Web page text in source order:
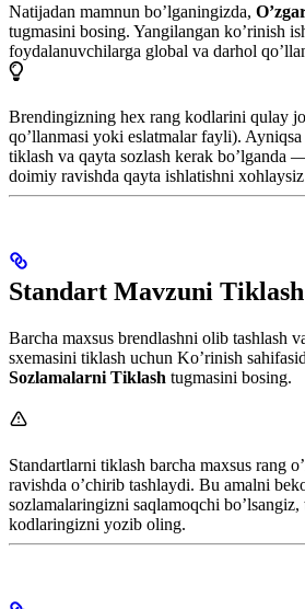
Natijadan mamnun bo’lganingizda,
tugmasini bosing. Yangilangan ko’rinish
foydalanuvchilarga global va darhol
Brendingizning hex rang kodlarini qulay
qo’llanmasi yoki eslatmalar fayli).
tiklash va qayta sozlash kerak bo’lganda
doimiy ravishda qayta ishlatishni
Standart Mavzuni Tiklash
Barcha maxsus brendlashni olib tashlash
sxemasini tiklash uchun Ko’rinish
Sozlamalarni Tiklash tugmasini bosing.
Standartlarni tiklash barcha maxsus rang
ravishda o’chirib tashlaydi. Bu amalni
sozlamalaringizni saqlamoqchi
kodlaringizni yozib oling.